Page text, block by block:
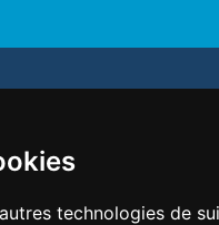
technologies de